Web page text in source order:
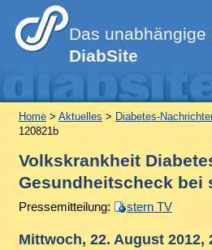
Das
DiabSite
Home> Aktuelles > Diabetes-
120821b
Volkskrankheit
Gesundheitscheck bei
Pressemitteilung: stern TV
Mittwoch, 22. August 2012,